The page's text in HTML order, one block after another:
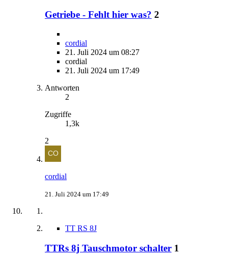
Getriebe - Fehlt hier was? 2
cordial
21. Juli 2024 um 08:27
cordial
21. Juli 2024 um 17:49
Antworten
2
Zugriffe
1,3k
2
cordial
21. Juli 2024 um 17:49
TT RS 8J
TTRs 8j Tauschmotor schalter 1